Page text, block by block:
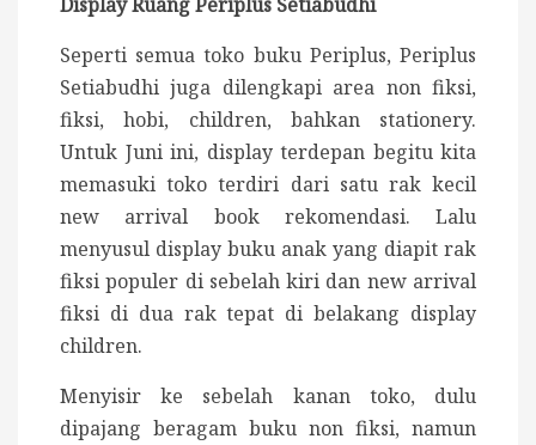
Seperti semua toko buku Periplus, Periplus
Setiabudhi juga dilengkapi area non fiksi,
fiksi, hobi, children, bahkan stationery.
Untuk Juni ini, display terdepan begitu kita
memasuki toko terdiri dari satu rak kecil
new arrival book rekomendasi. Lalu
menyusul display buku anak yang diapit rak
fiksi populer di sebelah kiri dan new arrival
fiksi di dua rak tepat di belakang display
children.
Menyisir ke sebelah kanan toko, dulu
dipajang beragam buku non fiksi, namun